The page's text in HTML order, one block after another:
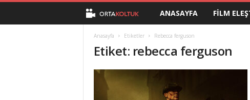
t
ANASAYFA FILM
Anasayfa Etiketler Rebecca ferguson
Etiket: rebecca ferguson